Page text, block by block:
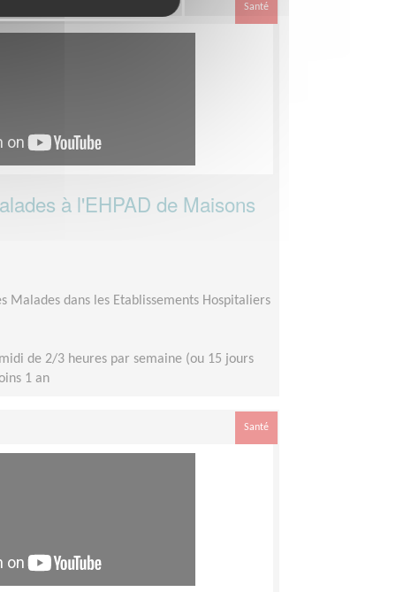
Santé
à l'EHPAD de Maisons
Malades dans les Etablissements Hospitaliers
de 2/3 heures par semaine (ou 15 jours
1 an
Santé